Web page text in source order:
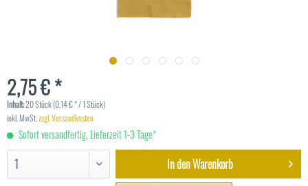
2,75 € *
Inhalt:20 Stück (0,14 € * / 1 Stück)
inkl. MwSt.zzgl. Versandkosten
Sofort versandfertig, Lieferzeit 1-3 Tage*
In denWarenkorb